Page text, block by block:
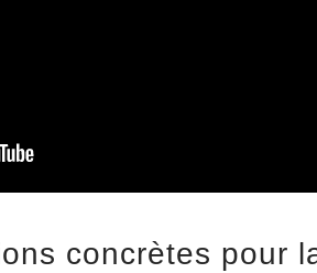
concrètes pour